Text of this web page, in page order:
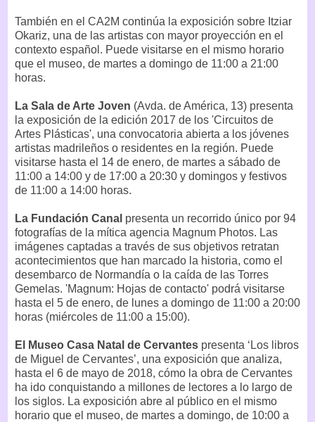
También en el CA2M continúa la exposición sobre Itziar
Okariz, una de las artistas con mayor proyección en el
contexto español. Puede visitarse en el mismo horario
que el museo, de martes a domingo de 11:00 a 21:00
horas.
La Sala de Arte Joven (Avda. de América, 13) presenta
la exposición de la edición 2017 de los 'Circuitos de
Artes Plásticas', una convocatoria abierta a los jóvenes
artistas madrileños o residentes en la región. Puede
visitarse hasta el 14 de enero, de martes a sábado de
11:00 a 14:00 y de 17:00 a 20:30 y domingos y festivos
de 11:00 a 14:00 horas.
La Fundación Canal presenta un recorrido único por 94
fotografías de la mítica agencia Magnum Photos. Las
imágenes captadas a través de sus objetivos retratan
acontecimientos que han marcado la historia, como el
desembarco de Normandía o la caída de las Torres
Gemelas. 'Magnum: Hojas de contacto' podrá visitarse
hasta el 5 de enero, de lunes a domingo de 11:00 a 20:00
horas (miércoles de 11:00 a 15:00).
El Museo Casa Natal de Cervantes presenta ‘Los libros
de Miguel de Cervantes’, una exposición que analiza,
hasta el 6 de mayo de 2018, cómo la obra de Cervantes
ha ido conquistando a millones de lectores a lo largo de
los siglos. La exposición abre al público en el mismo
horario que el museo, de martes a domingo, de 10:00 a